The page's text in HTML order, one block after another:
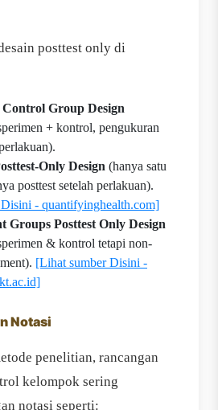
posttest only di
Control Group Design
+ kontrol, pengukuran
Only Design (hanya satu
posttest setelah perlakuan).
- quantifyinghealth.com]
Groups Posttest Only Design
& kontrol tetapi non-
[Lihat sumber Disini -
Notasi
penelitian, rancangan
kelompok sering
notasi seperti: